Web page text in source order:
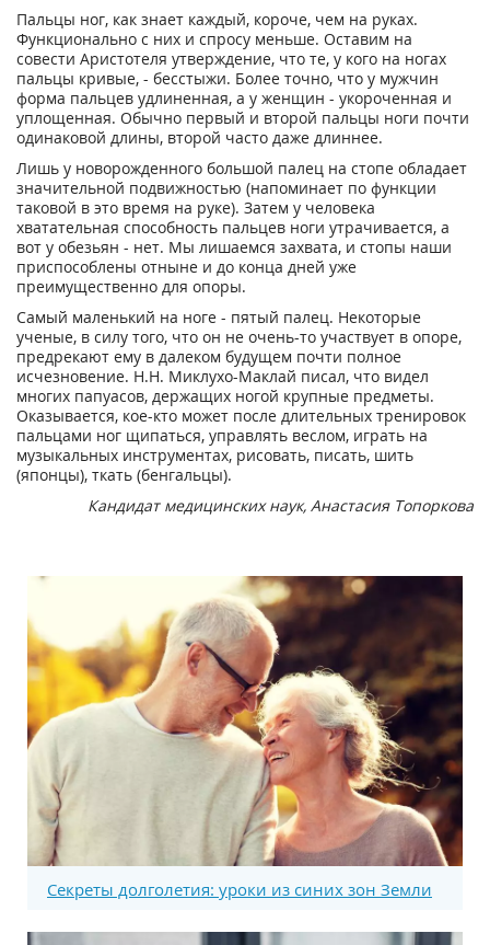
Пальцы ног, как знает каждый, короче, чем на руках.
Функционально с них и спросу меньше. Оставим на
совести Аристотеля утверждение, что те, у кого на ногах
пальцы кривые, - бесстыжи. Более точно, что у мужчин
форма пальцев удлиненная, а у женщин - укороченная и
уплощенная. Обычно первый и второй пальцы ноги почти
одинаковой длины, второй часто даже длиннее.
Лишь у новорожденного большой палец на стопе обладает
значительной подвижностью (напоминает по функции
таковой в это время на руке). Затем у человека
хватательная способность пальцев ноги утрачивается, а
вот у обезьян - нет. Мы лишаемся захвата, и стопы наши
приспособлены отныне и до конца дней уже
преимущественно для опоры.
Самый маленький на ноге - пятый палец. Некоторые
ученые, в силу того, что он не очень-то участвует в опоре,
предрекают ему в далеком будущем почти полное
исчезновение. Н.Н. Миклухо-Маклай писал, что видел
многих папуасов, держащих ногой крупные предметы.
Оказывается, кое-кто может после длительных тренировок
пальцами ног щипаться, управлять веслом, играть на
музыкальных инструментах, рисовать, писать, шить
(японцы), ткать (бенгальцы).
Кандидат медицинских наук, Анастасия Топоркова
Секреты долголетия: уроки из синих зон Земли